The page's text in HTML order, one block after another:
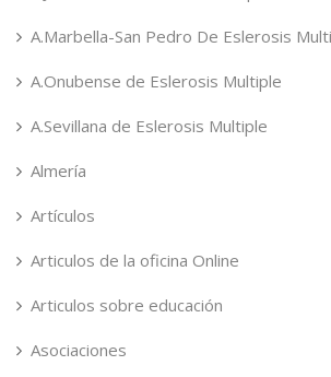
A.Marbella-San Pedro De Eslerosis
A.Onubense de Eslerosis Multiple
A.Sevillana de Eslerosis Multiple
Almería
Artículos
Articulos de la oficina Online
Articulos sobre educación
Asociaciones